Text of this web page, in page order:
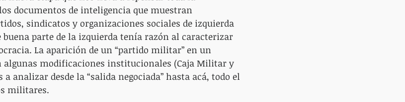
documentos de inteligencia que muestran
sindicatos y organizaciones sociales de izquierda
parte de la izquierda tenía razón al caracterizar
La aparición de un “partido militar” en un
algunas modificaciones institucionales (Caja Militar y
analizar desde la “salida negociada” hasta acá, todo el
militares.